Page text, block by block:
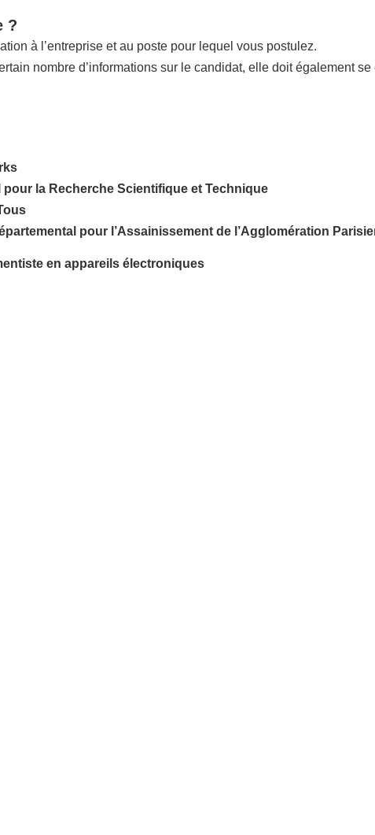
?
à l’entreprise et au poste pour lequel vous postulez.
nombre d’informations sur le candidat, elle doit également
la Recherche Scientifique et Technique
pour l’Assainissement de l’Agglomération
en appareils électroniques